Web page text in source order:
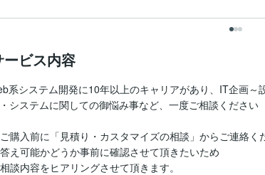
ービス内容
系システム開発に10年以上のキャリアがあり、IT企画～
システムに関しての御悩み事など、一度ご相談ください
購入前に「見積り・カスタマイズの相談」からご連絡
え可能かどうか事前に確認させて頂きたいため
談内容をヒアリングさせて頂きます。